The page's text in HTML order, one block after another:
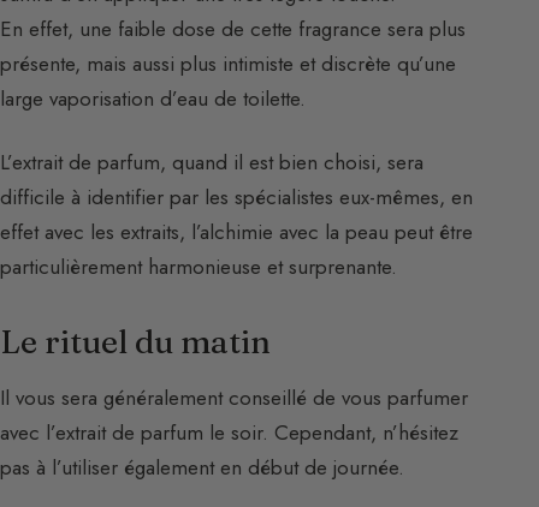
En effet, une faible dose de cette fragrance sera plus
présente, mais aussi plus intimiste et discrète qu’une
large vaporisation d’eau de toilette.
L’extrait de parfum, quand il est bien choisi, sera
difficile à identifier par les spécialistes eux-mêmes, en
effet avec les extraits, l’alchimie avec la peau peut être
particulièrement harmonieuse et surprenante.
Le rituel du matin
Il vous sera généralement conseillé de vous parfumer
avec l’extrait de parfum le soir. Cependant, n’hésitez
pas à l’utiliser également en début de journée.